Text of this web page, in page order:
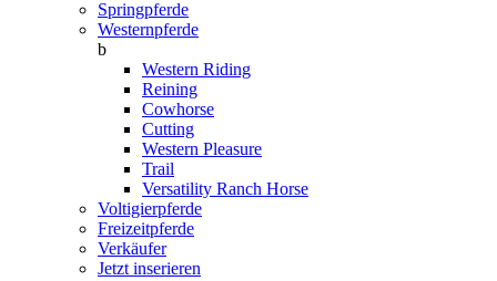
Springpferde
Westernpferde
b
Western Riding
Reining
Cowhorse
Cutting
Western Pleasure
Trail
Versatility Ranch Horse
Voltigierpferde
Freizeitpferde
Verkäufer
Jetzt inserieren